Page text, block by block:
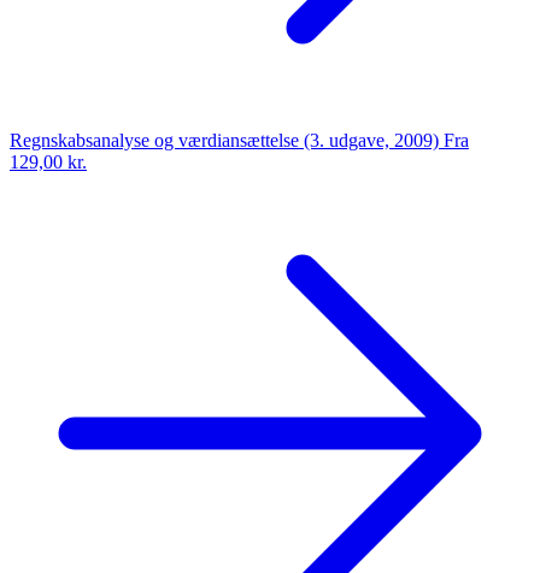
Regnskabsanalyse og værdiansættelse (3. udgave, 2009) Fra
129,00 kr.